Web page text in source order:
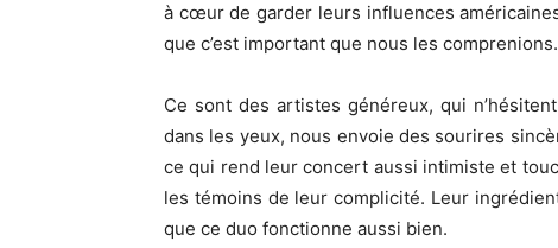
à cœur de garder leurs influences
que c’est important que nous les comprenions.
Ce sont des artistes généreux, qui
dans les yeux, nous envoie des sourires
ce qui rend leur concert aussi intimiste et
les témoins de leur complicité. Leur
que ce duo fonctionne aussi bien.